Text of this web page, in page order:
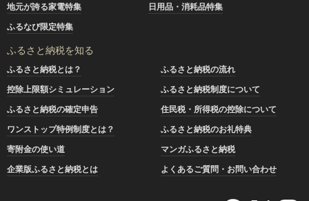
地元が誇る家電特集
日用品・消耗品特集
ふるなび限定特集
ふるさと納税を知る
ふるさと納税とは？
ふるさと納税の流れ
控除上限額シミュレーション
ふるさと納税制度について
ふるさと納税の確定申告
住民税・所得税の控除について
ワンストップ特例制度とは？
ふるさと納税のお礼特典
寄附金の使い道
マンガふるさと納税
企業版ふるさと納税とは
よくあるご質問・お問い合わせ